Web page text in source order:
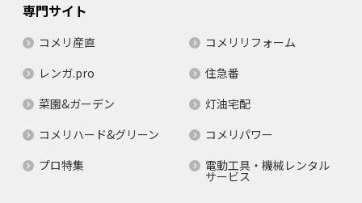
専門サイト
コメリ産直
コメリリフォーム
レンガ.pro
住急番
菜園&ガーデン
灯油宅配
コメリハード&グリーン
コメリパワー
プロ特集
電動工具・機械レンタル
サービス